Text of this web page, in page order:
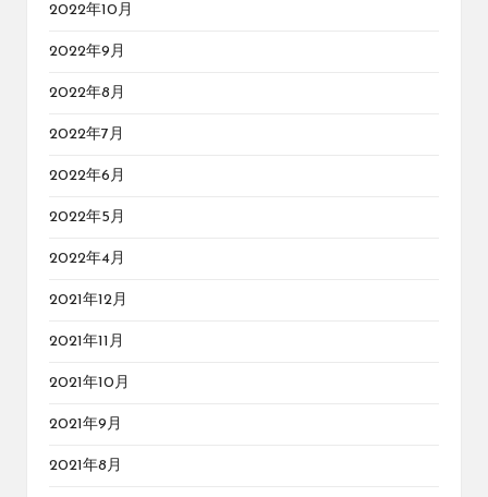
2022年10月
2022年9月
2022年8月
2022年7月
2022年6月
2022年5月
2022年4月
2021年12月
2021年11月
2021年10月
2021年9月
2021年8月